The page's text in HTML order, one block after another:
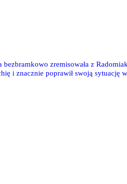
zremisowała z
i znacznie poprawił swoją sytuację